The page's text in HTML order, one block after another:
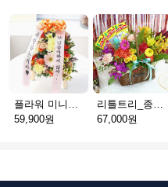
59,900원
67,000원